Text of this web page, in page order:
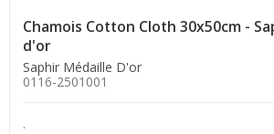
Chamois Cotton Cloth 30x50cm -
d'or
Saphir Médaille D'or
0116-2501001
.